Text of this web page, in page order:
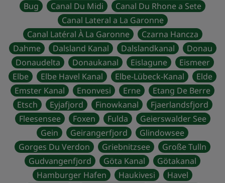
Bug
Canal Du Midi
Canal Du Rhone a Sete
Canal Lateral a La Garonne
Canal Latéral À La Garonne
Czarna Hancza
Dahme
Dalsland Kanal Dalslandkanal
Donau
Donaudelta
Donaukanal Eislagune
Eismeer
Elbe
Elbe Havel Kanal Elbe-Lübeck-Kanal
Elde
Emster Kanal
Enonvesi Erne
Etang De Berre
Etsch
Eyjafjord Finowkanal
Fjaerlandsfjord
Fleesensee
Foxen Fulda
Geierswalder See
Gein
Geirangerfjord
Glindowsee
Gorges Du Verdon
Griebnitzsee
Große Tulln
Gudvangenfjord
Göta Kanal
Götakanal
Hamburger Hafen
Haukivesi
Havel